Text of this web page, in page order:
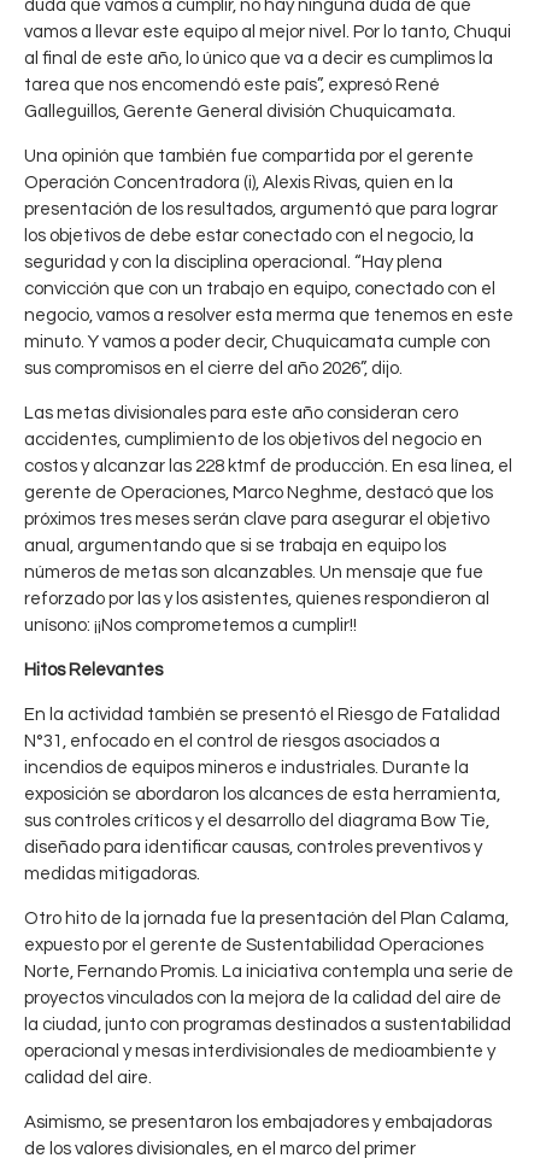
duda que vamos a cumplir, no hay ninguna duda de que
vamos a llevar este equipo al mejor nivel. Por lo tanto, Chuqui
al final de este año, lo único que va a decir es cumplimos la
tarea que nos encomendó este país”, expresó René
Galleguillos, Gerente General división Chuquicamata.
Una opinión que también fue compartida por el gerente
Operación Concentradora (i), Alexis Rivas, quien en la
presentación de los resultados, argumentó que para lograr
los objetivos de debe estar conectado con el negocio, la
seguridad y con la disciplina operacional. “Hay plena
convicción que con un trabajo en equipo, conectado con el
negocio, vamos a resolver esta merma que tenemos en este
minuto. Y vamos a poder decir, Chuquicamata cumple con
sus compromisos en el cierre del año 2026”, dijo.
Las metas divisionales para este año consideran cero
accidentes, cumplimiento de los objetivos del negocio en
costos y alcanzar las 228 ktmf de producción. En esa línea, el
gerente de Operaciones, Marco Neghme, destacó que los
próximos tres meses serán clave para asegurar el objetivo
anual, argumentando que si se trabaja en equipo los
números de metas son alcanzables. Un mensaje que fue
reforzado por las y los asistentes, quienes respondieron al
unísono: ¡¡Nos comprometemos a cumplir!!
Hitos Relevantes
En la actividad también se presentó el Riesgo de Fatalidad
N°31, enfocado en el control de riesgos asociados a
incendios de equipos mineros e industriales. Durante la
exposición se abordaron los alcances de esta herramienta,
sus controles críticos y el desarrollo del diagrama Bow Tie,
diseñado para identificar causas, controles preventivos y
medidas mitigadoras.
Otro hito de la jornada fue la presentación del Plan Calama,
expuesto por el gerente de Sustentabilidad Operaciones
Norte, Fernando Promis. La iniciativa contempla una serie de
proyectos vinculados con la mejora de la calidad del aire de
la ciudad, junto con programas destinados a sustentabilidad
operacional y mesas interdivisionales de medioambiente y
calidad del aire.
Asimismo, se presentaron los embajadores y embajadoras
de los valores divisionales, en el marco del primer
4
CHUQUICAMATA
,CODELCO
G
e
r
e
n
c
i
M